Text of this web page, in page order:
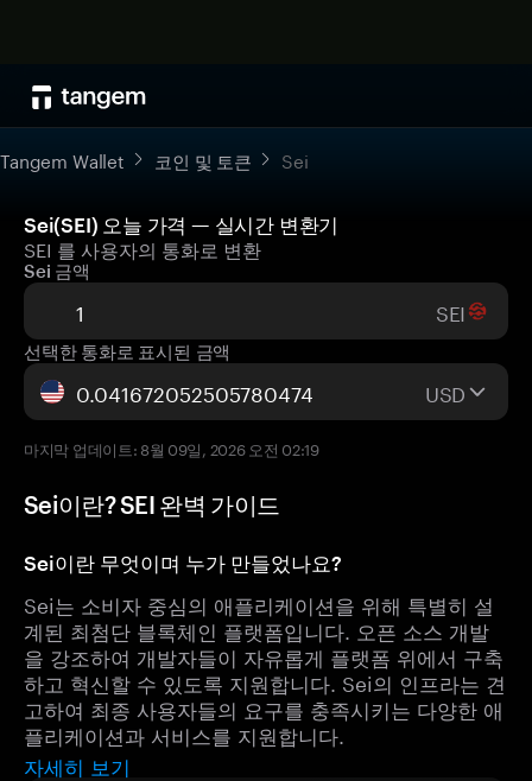
Tangem Wallet 코인 및 토큰 Sei
Sei(SEI) 오늘 가격 — 실시간 변환기
SEI 를 사용자의 통화로 변환
Sei 금액
SEI
선택한 통화로 표시된 금액
USD
마지막 업데이트: 8월 09일, 2026 오전 02:19
Sei이란? SEI 완벽 가이드
Sei이란 무엇이며 누가 만들었나요?
Sei는 소비자 중심의 애플리케이션을 위해 특별히 설
계된 최첨단 블록체인 플랫폼입니다. 오픈 소스 개발
을 강조하여 개발자들이 자유롭게 플랫폼 위에서 구축
하고 혁신할 수 있도록 지원합니다. Sei의 인프라는 견
고하여 최종 사용자들의 요구를 충족시키는 다양한 애
플리케이션과 서비스를 지원합니다.
자세히 보기